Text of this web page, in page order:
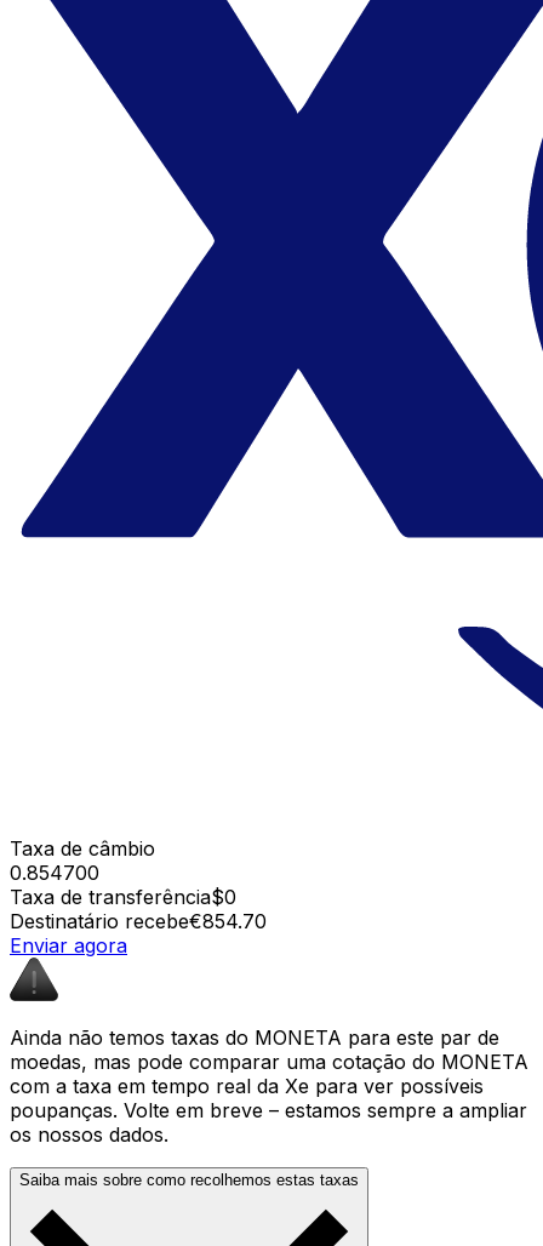
Taxa de câmbio
0.854700
Taxa de transferência$0
Destinatário recebe€854.70
Enviar agora
Ainda não temos taxas do MONETA para este par de
moedas, mas pode comparar uma cotação do MONETA
com a taxa em tempo real da Xe para ver possíveis
poupanças. Volte em breve – estamos sempre a ampliar
os nossos dados.
Saiba mais sobre como recolhemos estas taxas